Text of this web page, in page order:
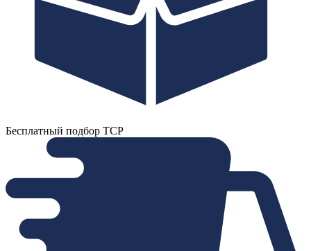
Бесплатный подбор ТСР